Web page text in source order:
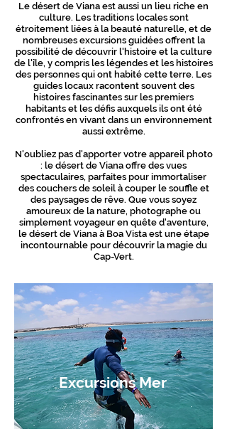
Le désert de Viana est aussi un lieu riche en
culture. Les traditions locales sont
étroitement liées à la beauté naturelle, et de
nombreuses excursions guidées offrent la
possibilité de découvrir l'histoire et la culture
de l'île, y compris les légendes et les histoires
des personnes qui ont habité cette terre. Les
guides locaux racontent souvent des
histoires fascinantes sur les premiers
habitants et les défis auxquels ils ont été
confrontés en vivant dans un environnement
aussi extrême.
N'oubliez pas d'apporter votre appareil photo
: le désert de Viana offre des vues
spectaculaires, parfaites pour immortaliser
des couchers de soleil à couper le souffle et
des paysages de rêve. Que vous soyez
amoureux de la nature, photographe ou
simplement voyageur en quête d'aventure,
le désert de Viana à Boa Vista est une étape
incontournable pour découvrir la magie du
Cap-Vert.
Excursions Mer